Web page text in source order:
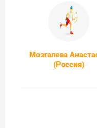
Мозгалева
(Россия)